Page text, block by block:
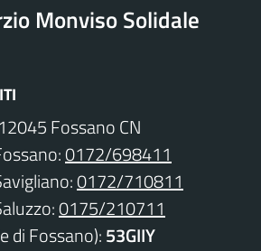
Monviso Solidale
Fossano CN
0172/698411
0172/710811
0175/210711
di Fossano):53GIIY